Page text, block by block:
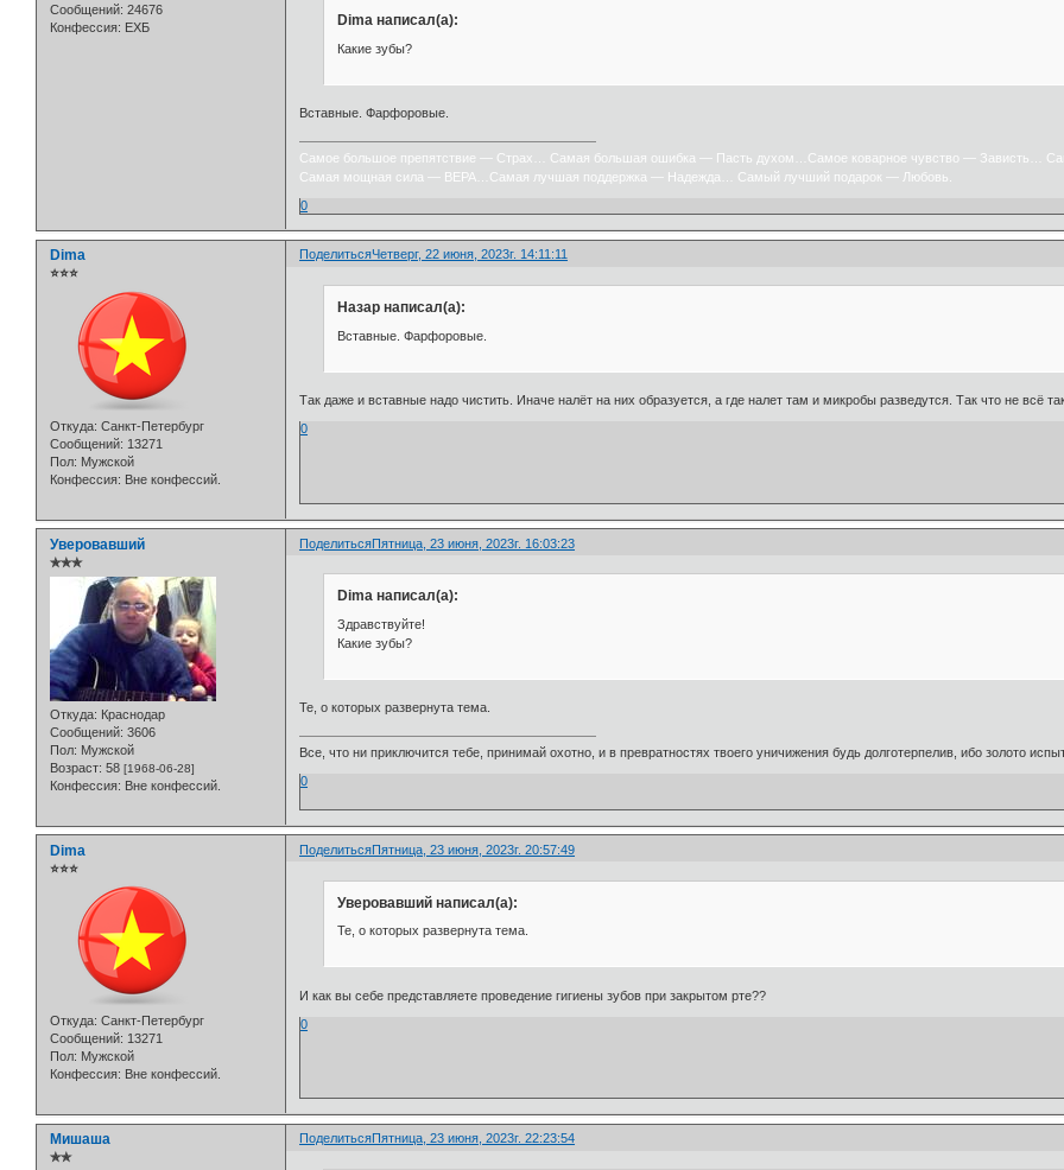
Сообщений: 24676
Конфессия: ЕХБ Dima написал(а):
Какие зубы?
Вставные. Фарфоровые.
Самое большое препятствие — Страх… Самая большая ошибка — Пасть духом…Самое коварное чувство — Зависть…
Самая мощная сила — ВЕРА…Самая лучшая поддержка — Надежда… Самый лучший подарок — Любовь.
0
ПоделитьсяЧетверг, 22 июня, 2023г. 14:11:11
Dima
⭐⭐⭐
Откуда: Санкт-Петербург
Сообщений: 13271
Пол: Мужской
Конфессия: Вне конфессий.
Назар написал(а):
Вставные. Фарфоровые.
Так даже и вставные надо чистить. Иначе налёт на них образуется, а где налет там и микробы разведутся. Так что не всё
0
ПоделитьсяПятница, 23 июня, 2023г. 16:03:23
Уверовавший
✯✯✯
Откуда: Краснодар
Сообщений: 3606
Пол: Мужской
Возраст: 58 [1968-06-28]
Конфессия: Вне конфессий.
Dima написал(а):
Здравствуйте!
Какие зубы?
Те, о которых развернута тема.
Все, что ни приключится тебе, принимай охотно, и в превратностях твоего уничижения будь долготерпелив, ибо золото
0
ПоделитьсяПятница, 23 июня, 2023г. 20:57:49
Dima
⭐⭐⭐
Откуда: Санкт-Петербург
Сообщений: 13271
Пол: Мужской
Конфессия: Вне конфессий.
Уверовавший написал(а):
Те, о которых развернута тема.
И как вы себе представляете проведение гигиены зубов при закрытом рте??
0
ПоделитьсяПятница, 23 июня, 2023г. 22:23:54
Мишаша
✯✯